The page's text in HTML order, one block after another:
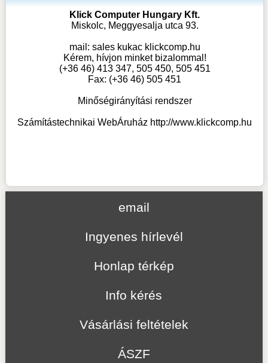
Klick Computer Hungary Kft.
Miskolc, Meggyesalja utca 93.
mail: sales kukac klickcomp.hu
Kérem, hívjon minket bizalommal!
(+36 46) 413 347, 505 450, 505 451
Fax: (+36 46) 505 451
Minőségirányítási rendszer
Számítástechnikai WebÁruház http://www.klickcomp.hu
email
Ingyenes hírlevél
Honlap térkép
Info kérés
Vásárlási feltételek
ÁSZF